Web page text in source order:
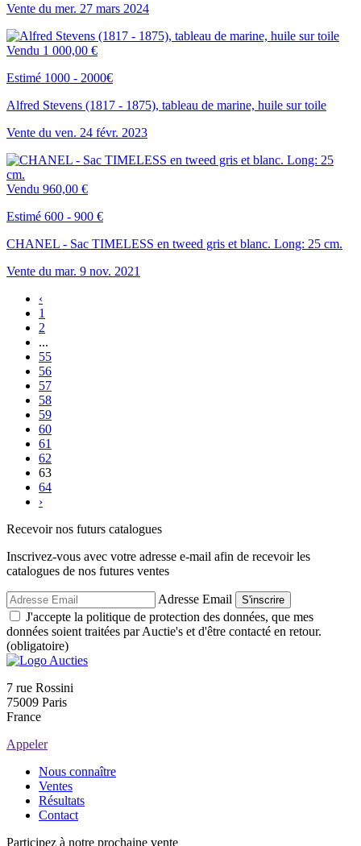
Vente du mer. 27 mars 2024
Vendu 1 000,00 €
Estimé 1000 - 2000€
Alfred Stevens (1817 - 1875), tableau de marine, huile sur toile
Vente du ven. 24 févr. 2023
Vendu 960,00 €
Estimé 600 - 900 €
CHANEL - Sac TIMELESS en tweed gris et blanc. Long: 25 cm.
Vente du mar. 9 nov. 2021
‹
1
2
...
55
56
57
58
59
60
61
62
63
64
›
Recevoir nos futurs catalogues
Inscrivez-vous avec votre adresse e-mail afin de recevoir les
catalogues de nos futures ventes
Adresse Email S'inscrire
J'accepte la politique de protection des données, que mes
données soient traitées par Auctie's et d'être contacté en retour.
(obligatoire)
7 rue Rossini
75009 Paris
France
Appeler
Nous connaître
Ventes
Résultats
Contact
Participez à notre prochaine vente